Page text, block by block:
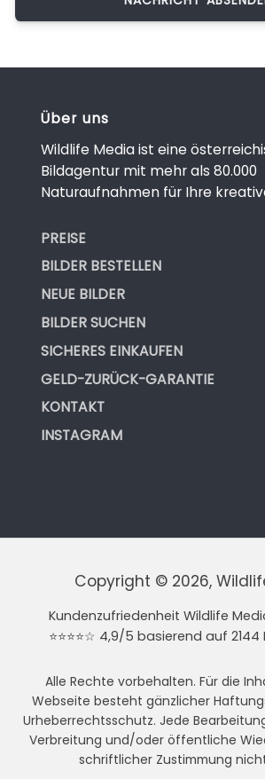
Über uns
Wildlife Media ist eine
Bildagentur mit mehr als 80.000
Naturaufnahmen für Ihre
PREISE
BILDER BESTELLEN
NEUE BILDER
BILDER SUCHEN
SICHERES EINKAUFEN
GELD-ZURÜCK-GARANTIE
KONTAKT
INSTAGRAM
Copyright © 2026,
Kundenzufriedenheit Wildlife
⭐⭐⭐⭐☆ 4,9/5 basierend auf
Alle Rechte vorbehalten. Für die
Webseite besteht gänzlicher
Urheberrechtsschutz. Jede
Verbreitung und/oder öffentliche
schriftlicher Zustimmung